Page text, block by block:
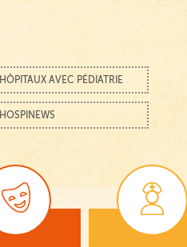
HÔPITAUX AVEC PÉDIATRIE
HOSPINEWS